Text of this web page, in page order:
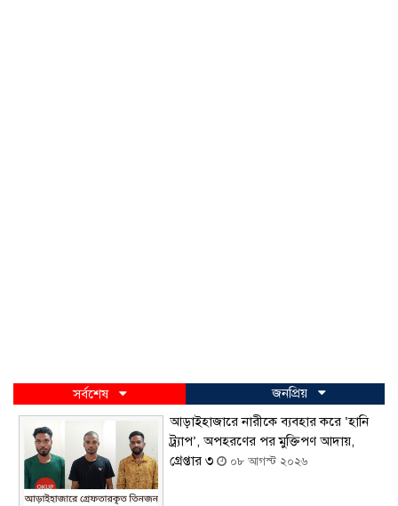
সর্বশেষ
জনপ্রিয়
আড়াইহাজারে নারীকে ব্যবহার করে ‘হানি
ট্র্যাপ’, অপহরণের পর মুক্তিপণ আদায়,
গ্রেপ্তার ৩
০৮ আগস্ট ২০২৬